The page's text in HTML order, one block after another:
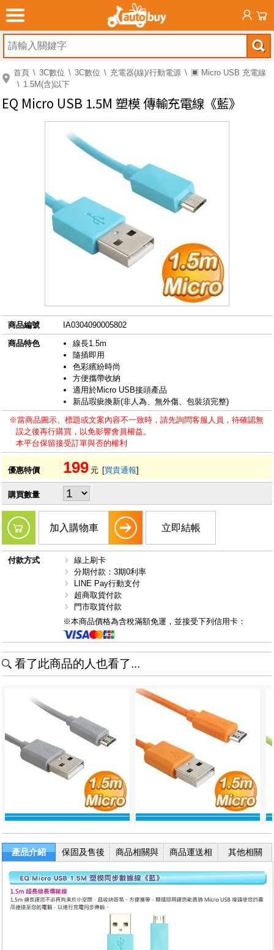
首頁 3C數位 3C數位 充電器(線)/行動電源
▣ Micro USB 充電線
1.5M(含)以下
EQ Micro USB 1.5M 塑模 傳輸充電線《藍》
商品編號
IA0304090005802
商品特色
線長1.5m
隨插即用
色彩繽紛時尚
方便攜帶收納
適用於Micro USB接頭產品
新品瑕疵換新(非人為、無外傷、包裝須完整)
※當商品圖示、標題或文案內容不一致時，請先詢問客服人員，待確認無
誤之後再行購買，以免影響會員權益。
本平台保留接受訂單與否的權利
優惠特價 199 元 [買貴通報]
購買數量
加入購物車 立即結帳
付款方式
線上刷卡
分期付款：3期0利率
LINE Pay行動支付
超商取貨付款
門市取貨付款
※本商品價格為含稅滿額免運，並接受下列信用卡：
看了此商品的人也看了...
產品介紹
保固及售後
服務
商品相關與
退換貨
商品運送相
關
其他相關